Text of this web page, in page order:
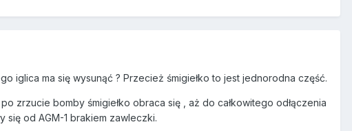
iglica ma się wysunąć ? Przecież śmigiełko to jest jednorodna część.
zrzucie bomby śmigiełko obraca się , aż do całkowitego odłączenia
się od AGM-1 brakiem zawleczki.